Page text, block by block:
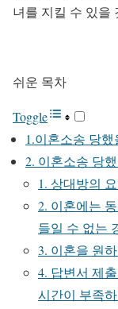
녀를 지킬 수 있을
쉬운 목차
Toggle
1.이혼소송 당
2. 이혼소송 당
1. 상대방의
2. 이혼에는
들일 수 없는
3. 이혼을 원
4. 답변서 제
시간이 부족